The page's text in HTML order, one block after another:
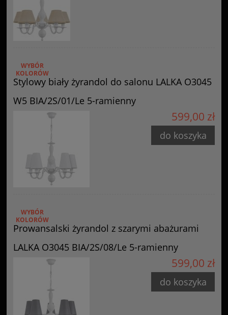
Stylowy biały żyrandol do salonu LALKA O3045
W5 BIA/2S/01/Le 5-ramienny
WYBÓR
KOLORÓW
599,00 zł
do koszyka
Prowansalski żyrandol z szarymi abażurami
LALKA O3045 BIA/2S/08/Le 5-ramienny
WYBÓR
KOLORÓW
599,00 zł
do koszyka